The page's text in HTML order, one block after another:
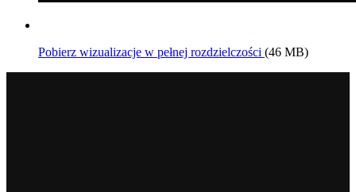
Pobierz wizualizacje w pełnej rozdzielczości (46 MB)